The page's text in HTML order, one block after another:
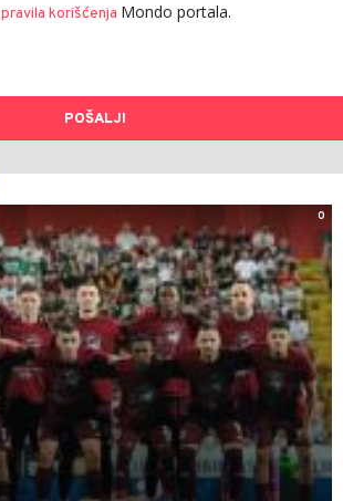
pravila korišćenja Mondo portala.
POŠALJI
0